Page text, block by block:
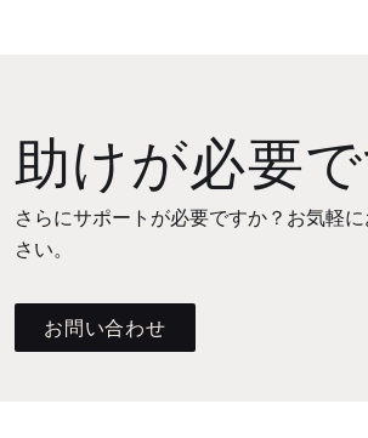
助けが必要
さらにサポートが必要ですか？お気軽
さい。
お問い合わせ